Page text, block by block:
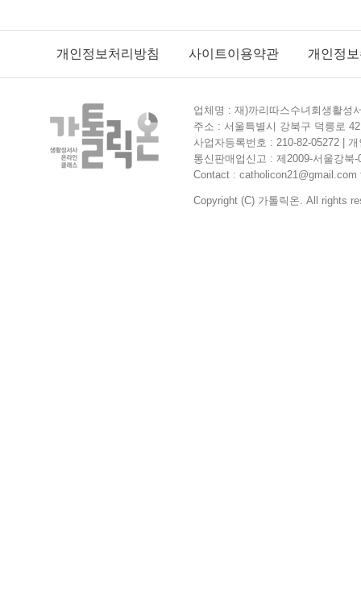
개인정보처리방침 사이트이용약관 개인정
업체명 : 재)까리따스수녀회생활성
주소 : 서울특별시 강북구 덕릉로
사업자등록번호 : 210-82-05272 |
통신판매업신고 : 제2009-서울강북
Contact : catholicon21@gmail.com
Copyright (C) 가톨릭온. All rights